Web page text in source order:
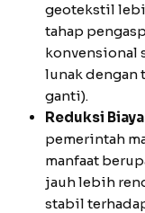
geotekstil
tahap
konvensional
lunak dengan
ganti).
Reduksi
pemerintah
manfaat
jauh lebih
stabil